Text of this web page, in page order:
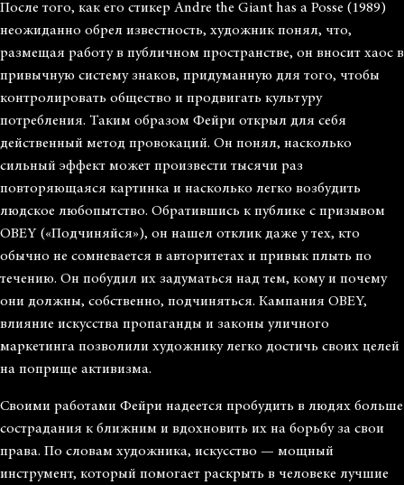
После того, как его стикер Andre the Giant has a Posse (1989)
неожиданно обрел известность, художник понял, что,
размещая работу в публичном пространстве, он вносит хаос в
привычную систему знаков, придуманную для того, чтобы
контролировать общество и продвигать культуру
потребления. Таким образом Фейри открыл для себя
действенный метод провокаций. Он понял, насколько
сильный эффект может произвести тысячи раз
повторяющаяся картинка и насколько легко возбудить
людское любопытство. Обратившись к публике с призывом
OBEY («Подчиняйся»), он нашел отклик даже у тех, кто
обычно не сомневается в авторитетах и привык плыть по
течению. Он побудил их задуматься над тем, кому и почему
они должны, собственно, подчиняться. Кампания OBEY,
влияние искусства пропаганды и законы уличного
маркетинга позволили художнику легко достичь своих целей
на поприще активизма.
Своими работами Фейри надеется пробудить в людях больше
сострадания к ближним и вдохновить их на борьбу за свои
права. По словам художника, искусство — мощный
инструмент, который помогает раскрыть в человеке лучшие